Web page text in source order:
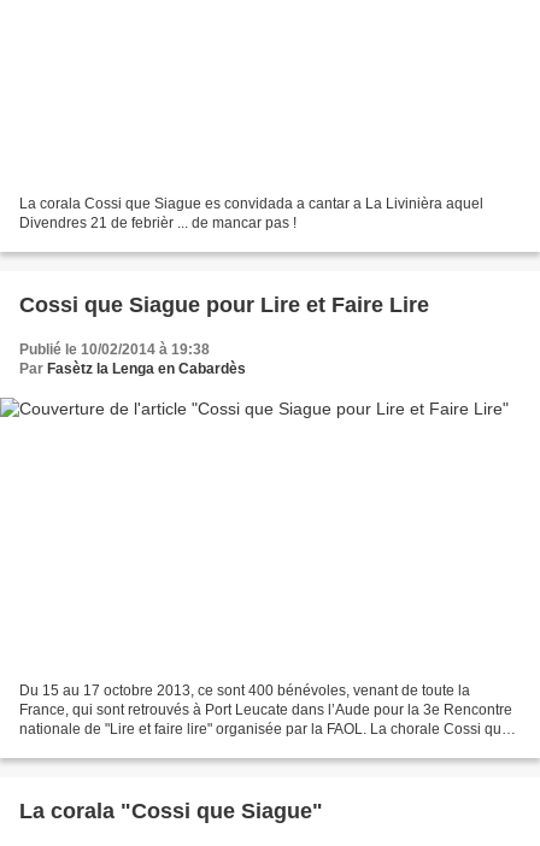
La corala Cossi que Siague es convidada a cantar a La Livinièra aquel
Divendres 21 de febrièr ... de mancar pas !
Cossi que Siague pour Lire et Faire Lire
Publié le 10/02/2014 à 19:38
Par Fasètz la Lenga en Cabardès
Du 15 au 17 octobre 2013, ce sont 400 bénévoles, venant de toute la
France, qui sont retrouvés à Port Leucate dans l’Aude pour la 3e Rencontre
nationale de "Lire et faire lire" organisée par la FAOL. La chorale Cossi que
La corala "Cossi que Siague"